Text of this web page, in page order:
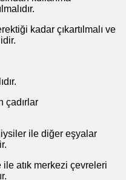
kadar çıkartılmalı ve
çadırlar
ile diğer eşyalar
atık merkezi çevreleri